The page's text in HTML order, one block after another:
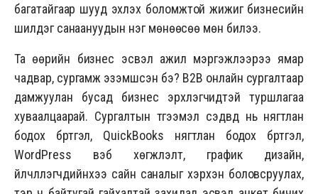
багатайгаар шууд эхлэх боломжтой жижиг бизнесийн
шилдэг санаануудын нэг мөнөөсөө мөн билээ.
Та өөрийн бизнес эсвэл ажил мэргэжлээрээ ямар
чадвар, сургамж эзэмшсэн бэ? B2B онлайн сургалтаар
дамжуулан бусад бизнес эрхлэгчидтэй туршлагаа
хуваалцаарай. Сургалтын түгээмэл сэдвүүд нь нягтлан
бодох бүртгэл, QuickBooks нягтлан бодох бүртгэл,
WordPress вэб хөгжүүлэлт, график дизайн,
үйлчлүүлэгчдийнхээ сайн саналыг хэрхэн боловсруулах,